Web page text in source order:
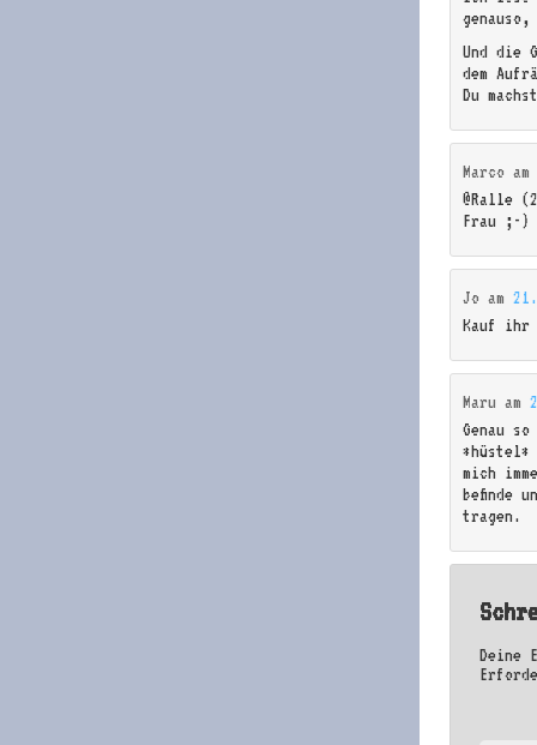
Und die
dem
Du
Marco am
@Ralle
Frau ;-)
Jo am
Kauf ihr
Maru am
Genau
*hüstel*
mich
befinde
tragen.
Deine